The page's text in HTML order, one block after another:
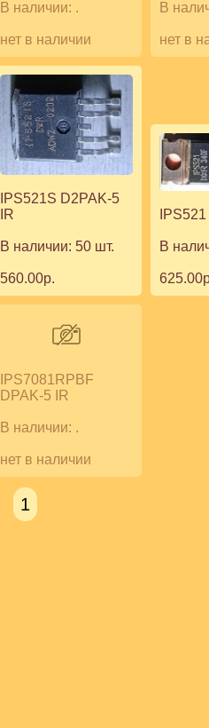
В наличии: .
нет в наличии
В
нет в
IPS521S D2PAK-5
IR
В наличии: 50 шт.
560.00р.
В
IPS7081RPBF
DPAK-5 IR
В наличии: .
нет в наличии
1